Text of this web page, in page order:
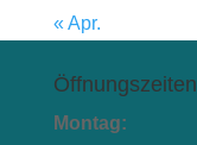
« Apr.
Öffnungszeiten
Montag: